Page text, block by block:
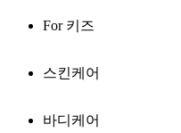
For 키즈
스킨케어
바디케어